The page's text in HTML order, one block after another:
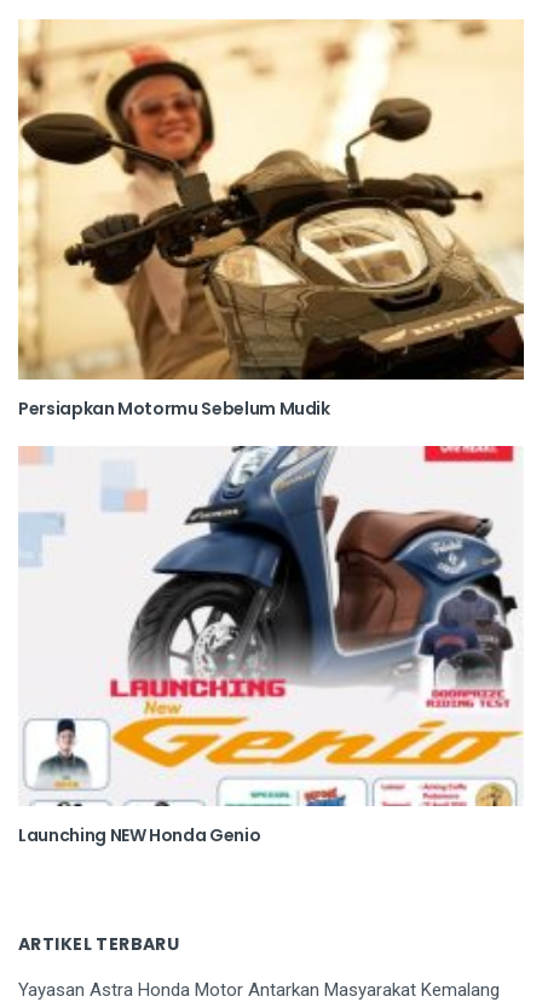
Persiapkan Motormu Sebelum Mudik
Launching NEW Honda Genio
ARTIKEL TERBARU
Yayasan Astra Honda Motor Antarkan Masyarakat Kemalang